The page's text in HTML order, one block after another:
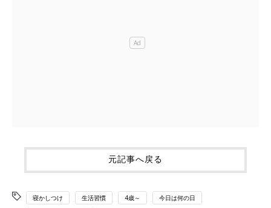
元記事へ戻る
寝かしつけ 生活習慣 4歳～ 今日は何の日